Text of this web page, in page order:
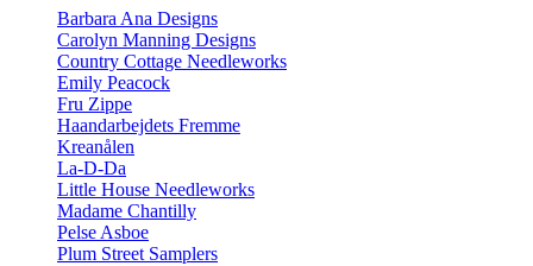
Barbara Ana Designs
Carolyn Manning Designs
Country Cottage Needleworks
Emily Peacock
Fru Zippe
Haandarbejdets Fremme
Kreanålen
La-D-Da
Little House Needleworks
Madame Chantilly
Pelse Asboe
Plum Street Samplers